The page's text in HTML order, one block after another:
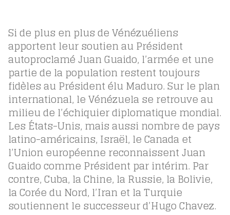
Si de plus en plus de Vénézuéliens
apportent leur soutien au Président
autoproclamé Juan Guaido, l’armée et une
partie de la population restent toujours
fidèles au Président élu Maduro. Sur le plan
international, le Vénézuela se retrouve au
milieu de l’échiquier diplomatique mondial.
Les États-Unis, mais aussi nombre de pays
latino-américains, Israël, le Canada et
l’Union européenne reconnaissent Juan
Guaido comme Président par intérim. Par
contre, Cuba, la Chine, la Russie, la Bolivie,
la Corée du Nord, l’Iran et la Turquie
soutiennent le successeur d’Hugo Chavez.